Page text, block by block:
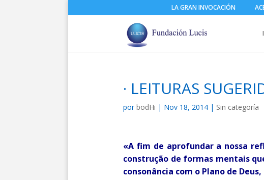
LA GRAN INVOCACIÓN
· LEITURAS
porbodHi | Nov 18, 2014| Sin categoría
«A fim de aprofundar a nossa
construção de formas mentais
consonância com o Plano de